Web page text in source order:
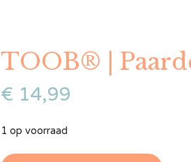
TOOB® |
€ 14,99
1 op voorraad